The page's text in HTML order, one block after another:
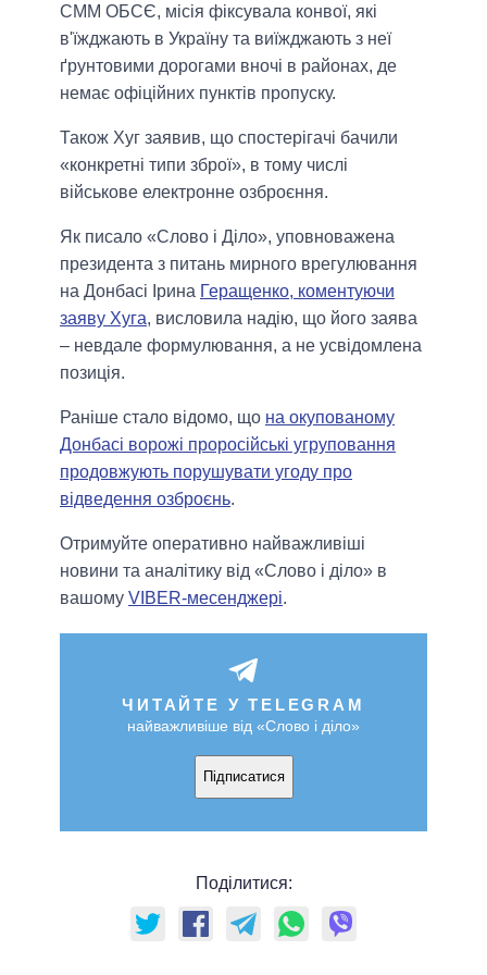
СММ ОБСЄ, місія фіксувала конвої, які
в'їжджають в Україну та виїжджають з неї
ґрунтовими дорогами вночі в районах, де
немає офіційних пунктів пропуску.
Також Хуг заявив, що спостерігачі бачили
«конкретні типи зброї», в тому числі
військове електронне озброєння.
Як писало «Слово і Діло», уповноважена
президента з питань мирного врегулювання
на Донбасі Ірина Геращенко, коментуючи
заяву Хуга, висловила надію, що його заява
– невдале формулювання, а не усвідомлена
позиція.
Раніше стало відомо, що на окупованому
Донбасі ворожі проросійські угруповання
продовжують порушувати угоду про
відведення озброєнь.
Отримуйте оперативно найважливіші
новини та аналітику від «Слово і діло» в
вашому VIBER-месенджері.
ЧИТАЙТЕ У TELEGRAM
найважливіше від «Слово і діло»
Підписатися
Поділитися: